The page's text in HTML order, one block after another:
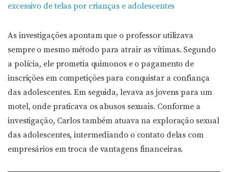
excessivo de telas por crianças e adolescentes
As investigações apontam que o professor utilizava
sempre o mesmo método para atrair as vítimas. Segundo
a polícia, ele prometia quimonos e o pagamento de
inscrições em competições para conquistar a confiança
das adolescentes. Em seguida, levava as jovens para um
motel, onde praticava os abusos sexuais. Conforme a
investigação, Carlos também atuava na exploração sexual
das adolescentes, intermediando o contato delas com
empresários em troca de vantagens financeiras.